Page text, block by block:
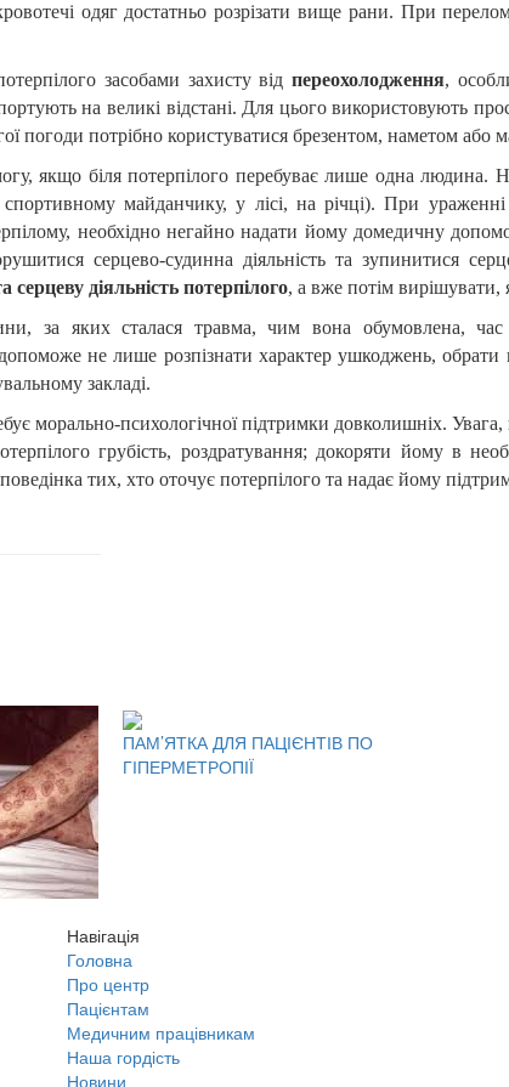
одяг достатньо розрізати вище рани. При
засобами захисту відпереохолодження,
на великі відстані. Для цього використовують
погоди потрібно користуватися брезентом, наметом або
якщо біля потерпілого перебуває лише одна людина.
майданчику, у лісі, на річці). При
необхідно негайно надати йому домедичну
серцево-судинна діяльність та зупинитися
діяльність потерпілого, а вже потім вирішувати,
за яких сталася травма, чим вона обумовлена,
не лише розпізнати характер ушкоджень, обрати
закладі.
морально-психологічної підтримки довколишніх.
грубість, роздратування; докоряти йому в
тих, хто оточує потерпілого та надає йому
ПАМ’ЯТКА ДЛЯ ПАЦІЄНТІВ ПО
ГІПЕРМЕТРОПІЇ
Навігація
Головна
Про центр
Пацієнтам
Медичним працівникам
Наша гордість
Новини